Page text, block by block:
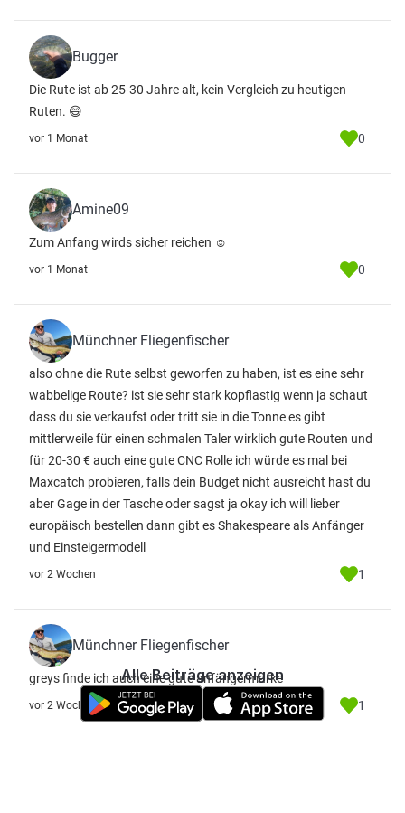
Bugger
Die Rute ist ab 25-30 Jahre alt, kein Vergleich zu heutigen
Ruten. 😄
vor 1 Monat 0
Amine09
Zum Anfang wirds sicher reichen ☺️
vor 1 Monat 0
Münchner Fliegenfischer
also ohne die Rute selbst geworfen zu haben, ist es eine sehr
wabbelige Route? ist sie sehr stark kopflastig wenn ja schaut
dass du sie verkaufst oder tritt sie in die Tonne es gibt
mittlerweile für einen schmalen Taler wirklich gute Routen und
für 20-30 € auch eine gute CNC Rolle ich würde es mal bei
Maxcatch probieren, falls dein Budget nicht ausreicht hast du
aber Gage in der Tasche oder sagst ja okay ich will lieber
europäisch bestellen dann gibt es Shakespeare als Anfänger
und Einsteigermodell
vor 2 Wochen 1
Münchner Fliegenfischer
greys finde ich auch eine gute anfängermarke
vor 2 Wochen 1
Alle Beiträge anzeigen